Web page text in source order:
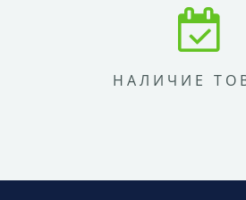
НАЛИЧИЕ